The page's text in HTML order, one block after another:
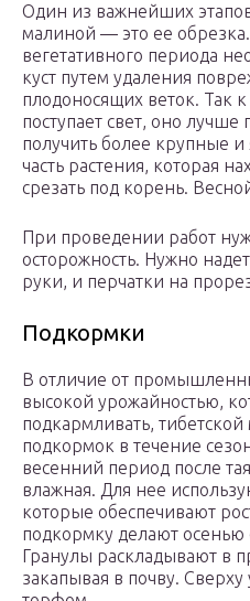
Один из важнейших
малиной — это ее
вегетативного периода
куст путем удаления
плодоносящих веток. Так
поступает свет, оно лучше
получить более крупные
часть растения, которая
срезать под корень.
При проведении работ
осторожность. Нужно
руки, и перчатки на
Подкормки
В отличие от
высокой урожайностью,
подкармливать,
подкормок в течение
весенний период после
влажная. Для нее
которые обеспечивают
подкормку делают
Гранулы раскладывают в
закапывая в почву.